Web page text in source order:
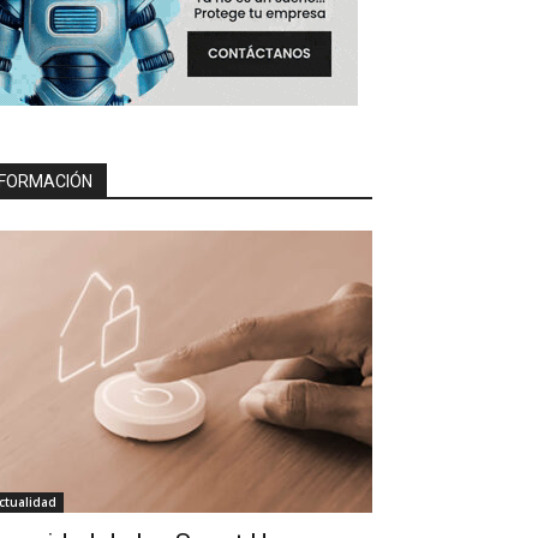
FORMACIÓN